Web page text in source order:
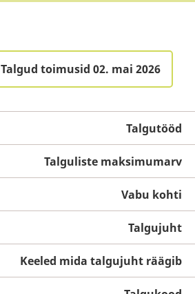
Talgud toimusid 02. mai 2026
Talgutööd
Talguliste maksimumarv
Vabu kohti
Talgujuht
Keeled mida talgujuht räägib